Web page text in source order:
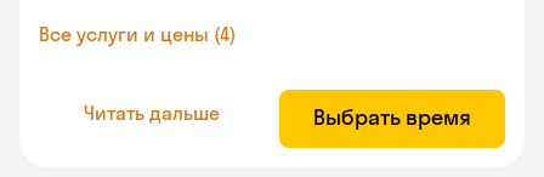
Все услуги и цены (4)
Читать дальше Выбрать время